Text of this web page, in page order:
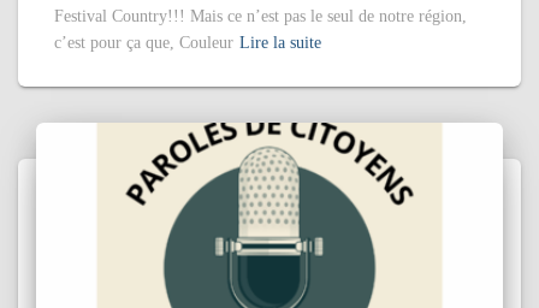
Festival Country!!! Mais ce n’est pas le seul de notre région,
c’est pour ça que, Couleur Lire la suite